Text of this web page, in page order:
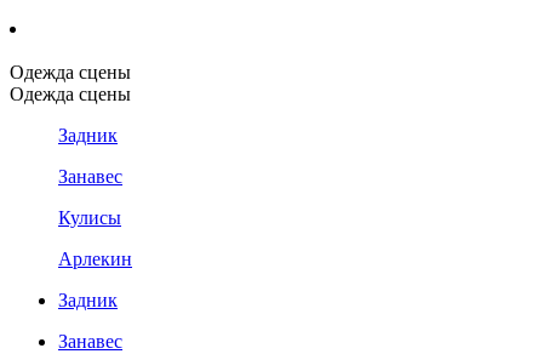
Одежда сцены
Одежда сцены
Задник
Занавес
Кулисы
Арлекин
Задник
Занавес